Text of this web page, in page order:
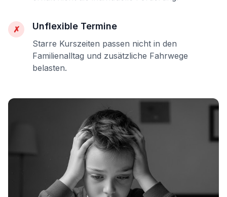
✗ Unflexible Termine
Starre Kurszeiten passen nicht in den
Familienalltag und zusätzliche Fahrwege
belasten.